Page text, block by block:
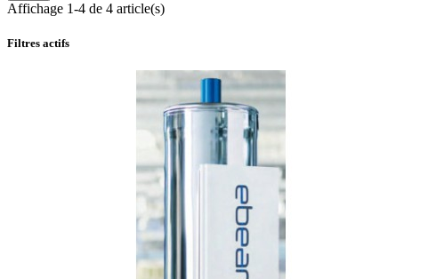
Affichage 1-4 de 4 article(s)
Filtres actifs